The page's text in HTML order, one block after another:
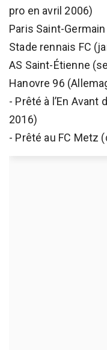
pro en avril 2006)
Paris Saint-
Stade rennais FC
AS Saint-Étienne
Hanovre 96
- Prêté à l’En
2016)
- Prêté au FC Metz